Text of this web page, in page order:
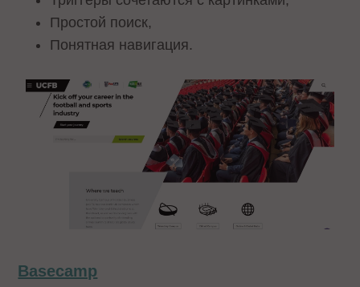
Простой поиск,
Понятная навигация.
Basecamp